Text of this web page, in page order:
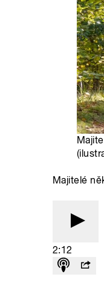
Majitelé
2:12